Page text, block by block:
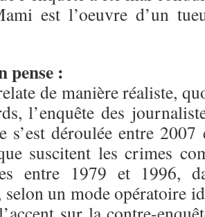
est l’oeuvre d’un
pense :
de manière réaliste,
l’enquête des
s’est déroulée entre
suscitent les crimes
entre 1979 et 1996,
un mode opératoire